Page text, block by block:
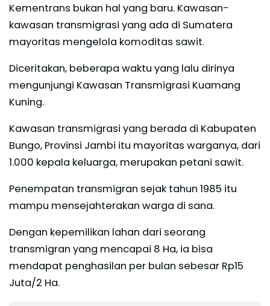
Kementrans bukan hal yang baru. Kawasan-
kawasan transmigrasi yang ada di Sumatera
mayoritas mengelola komoditas sawit.
Diceritakan, beberapa waktu yang lalu dirinya
mengunjungi Kawasan Transmigrasi Kuamang
Kuning.
Kawasan transmigrasi yang berada di Kabupaten
Bungo, Provinsi Jambi itu mayoritas warganya, dari
1.000 kepala keluarga, merupakan petani sawit.
Penempatan transmigran sejak tahun 1985 itu
mampu mensejahterakan warga di sana.
Dengan kepemilikan lahan dari seorang
transmigran yang mencapai 8 Ha, ia bisa
mendapat penghasilan per bulan sebesar Rp15
Juta/2 Ha.